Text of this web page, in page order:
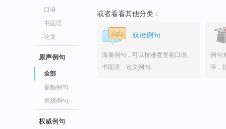
口语
书面语
论文
原声例句
全部
音频例句
视频例句
权威例句
或者看看其他分类：
双语例句
海量例句，可以按难度查看口语、
书面语、论文例句。
例句
等，